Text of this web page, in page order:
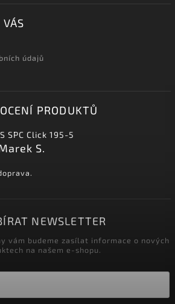
údajů
PRODUKTŮ
SPC Click 195-5
S.
NEWSLETTER
vám budeme zasílat informace o nových
na našem e-shopu.